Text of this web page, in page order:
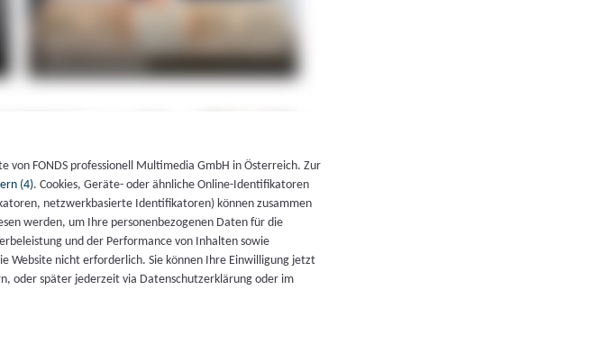
von FONDS professionell Multimedia GmbH in Österreich. Zur
(4). Cookies, Geräte- oder ähnliche Online-Identifikatoren
netzwerkbasierte Identifikatoren) können zusammen
werden, um Ihre personenbezogenen Daten für die
und der Performance von Inhalten sowie
Website nicht erforderlich. Sie können Ihre Einwilligung jetzt
oder später jederzeit via Datenschutzerklärung oder im